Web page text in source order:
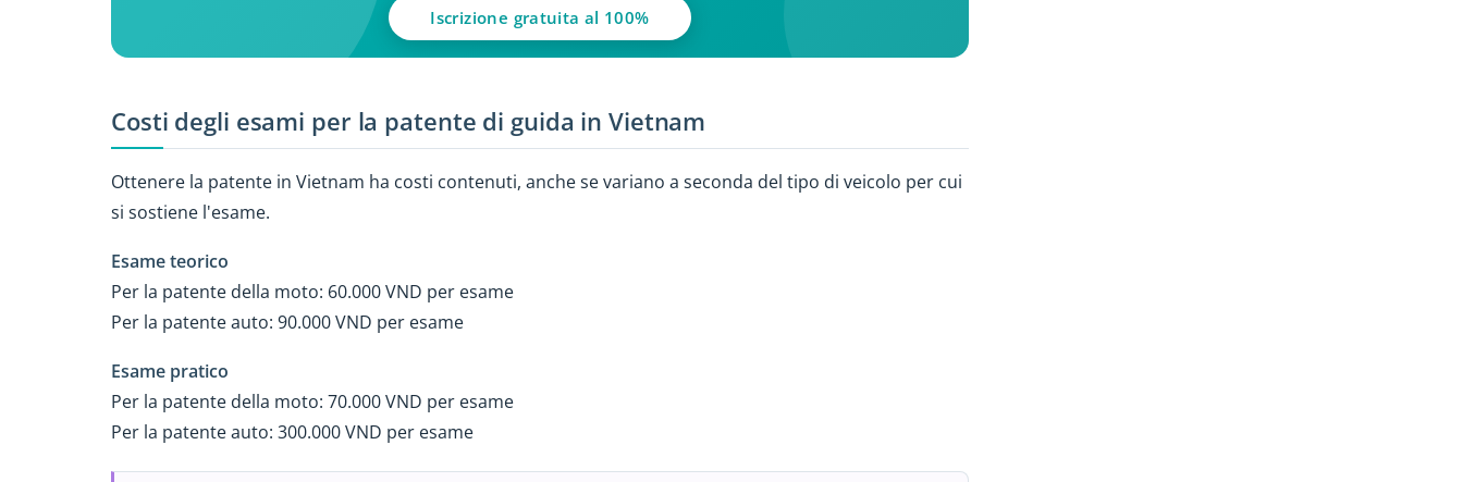
Iscrizione gratuita al 100%
Costi degli esami per la patente di guida in Vietnam
Ottenere la patente in Vietnam ha costi contenuti, anche se variano a seconda del tipo di veicolo per cui
si sostiene l'esame.
Esame teorico
Per la patente della moto: 60.000 VND per esame
Per la patente auto: 90.000 VND per esame
Esame pratico
Per la patente della moto: 70.000 VND per esame
Per la patente auto: 300.000 VND per esame